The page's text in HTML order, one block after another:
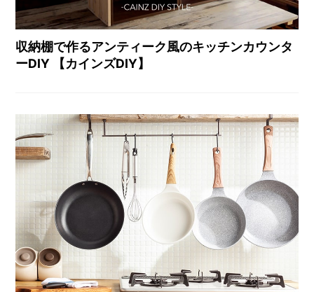
収納棚で作るアンティーク風のキッチンカウンタ
ーDIY 【カインズDIY】